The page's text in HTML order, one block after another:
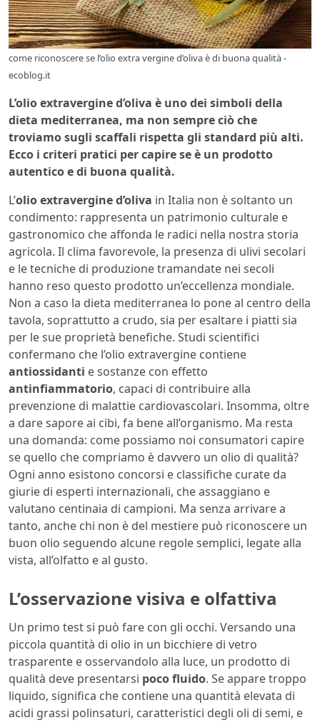
come riconoscere se l’olio extra vergine d’oliva è di buona qualità -
ecoblog.it
L’olio extravergine d’oliva è uno dei simboli della
dieta mediterranea, ma non sempre ciò che
troviamo sugli scaffali rispetta gli standard più alti.
Ecco i criteri pratici per capire se è un prodotto
autentico e di buona qualità.
L’olio extravergine d’oliva in Italia non è soltanto un
condimento: rappresenta un patrimonio culturale e
gastronomico che affonda le radici nella nostra storia
agricola. Il clima favorevole, la presenza di ulivi secolari
e le tecniche di produzione tramandate nei secoli
hanno reso questo prodotto un’eccellenza mondiale.
Non a caso la dieta mediterranea lo pone al centro della
tavola, soprattutto a crudo, sia per esaltare i piatti sia
per le sue proprietà benefiche. Studi scientifici
confermano che l’olio extravergine contiene
antiossidanti e sostanze con effetto
antinfiammatorio, capaci di contribuire alla
prevenzione di malattie cardiovascolari. Insomma, oltre
a dare sapore ai cibi, fa bene all’organismo. Ma resta
una domanda: come possiamo noi consumatori capire
se quello che compriamo è davvero un olio di qualità?
Ogni anno esistono concorsi e classifiche curate da
giurie di esperti internazionali, che assaggiano e
valutano centinaia di campioni. Ma senza arrivare a
tanto, anche chi non è del mestiere può riconoscere un
buon olio seguendo alcune regole semplici, legate alla
vista, all’olfatto e al gusto.
L’osservazione visiva e olfattiva
Un primo test si può fare con gli occhi. Versando una
piccola quantità di olio in un bicchiere di vetro
trasparente e osservandolo alla luce, un prodotto di
qualità deve presentarsi poco fluido. Se appare troppo
liquido, significa che contiene una quantità elevata di
acidi grassi polinsaturi, caratteristici degli oli di semi, e